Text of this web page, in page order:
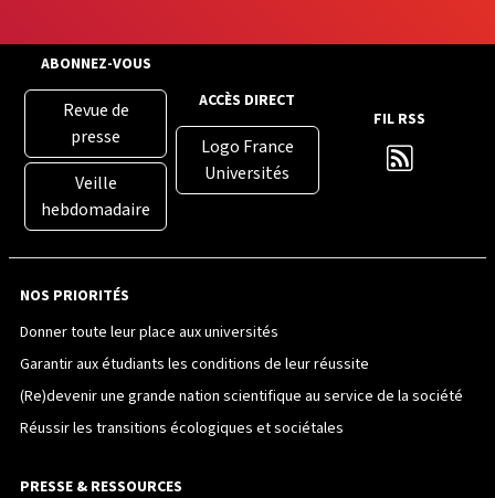
ABONNEZ-VOUS
Revue de
presse
Veille
hebdomadaire
ACCÈS DIRECT
Logo France
Universités
FIL RSS
NOS PRIORITÉS
Donner toute leur place aux universités
Garantir aux étudiants les conditions de leur réussite
(Re)devenir une grande nation scientifique au service de la société
Réussir les transitions écologiques et sociétales
PRESSE & RESSOURCES